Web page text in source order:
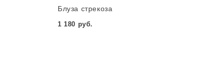
Блуза стрекоза
1 180 руб.